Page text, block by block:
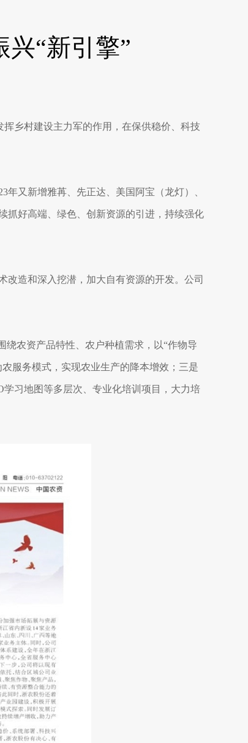
“新引擎”
乡村建设主力军的作用，在保供稳价、科技
又新增雅苒、先正达、美国阿宝（龙灯）、
抓好高端、绿色、创新资源的引进，持续强化
改造和深入挖潜，加大自有资源的开发。公司
农资产品特性、农户种植需求，以“作物导
服务模式，实现农业生产的降本增效；三是
习地图等多层次、专业化培训项目，大力培